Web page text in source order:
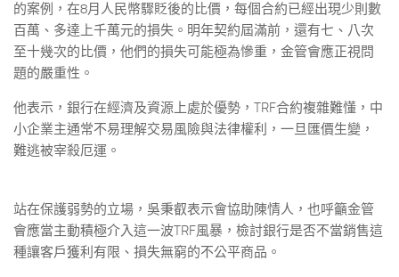
的案例，在8月人民幣驟貶後的比價，每個合約已經出現少則數
百萬、多達上千萬元的損失。明年契約屆滿前，還有七、八次
至十幾次的比價，他們的損失可能極為慘重，金管會應正視問
題的嚴重性。
他表示，銀行在經濟及資源上處於優勢，TRF合約複雜難懂，中
小企業主通常不易理解交易風險與法律權利，一旦匯價生變，
難逃被宰殺厄運。
站在保護弱勢的立場，吳秉叡表示會協助陳情人，也呼籲金管
會應當主動積極介入這一波TRF風暴，檢討銀行是否不當銷售這
種讓客戶獲利有限、損失無窮的不公平商品。